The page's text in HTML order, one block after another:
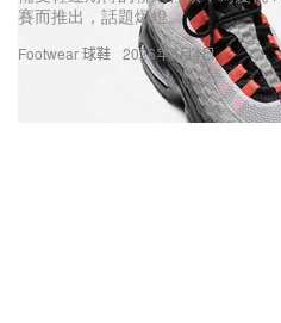
Footwear 球鞋
賽而推出，話題爆燈。
2026年6月4日